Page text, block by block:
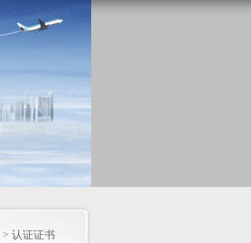
> 认证证书